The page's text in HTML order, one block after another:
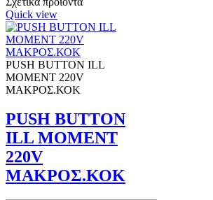
Quick view
PUSH BUTTON ILL
ΜΟΜΕΝΤ 220V
ΜΑΚΡΟΣ.ΚΟΚ
PUSH BUTTON
ILL ΜΟΜΕΝΤ
220V
ΜΑΚΡΟΣ.ΚΟΚ